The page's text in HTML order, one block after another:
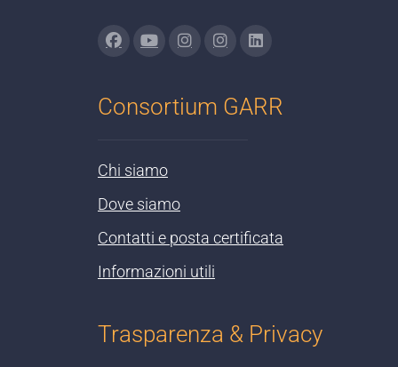
Consortium GARR
Chi siamo
Dove siamo
Contatti e posta certificata
Informazioni utili
Trasparenza & Privacy